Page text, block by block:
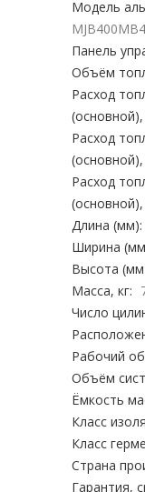
Модель
MJB400MB4
Панель
Объём
Расход
Расход
Расход
Длина (мм):
Ширина
Высота
Масса, кг:
Число
Рабочий
Объём
Ёмкость
Класс
Класс
Страна
Гарантия,